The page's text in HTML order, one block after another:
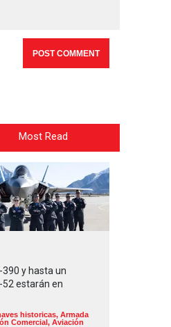
Most Read
390 y hasta un
estarán en
historicas, Armada
Comercial , Aviación